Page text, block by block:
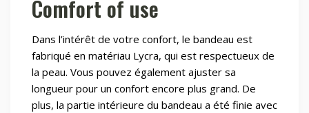
Comfort of use
Dans l’intérêt de votre confort, le bandeau est
fabriqué en matériau Lycra, qui est respectueux de
la peau. Vous pouvez également ajuster sa
longueur pour un confort encore plus grand. De
plus, la partie intérieure du bandeau a été finie avec